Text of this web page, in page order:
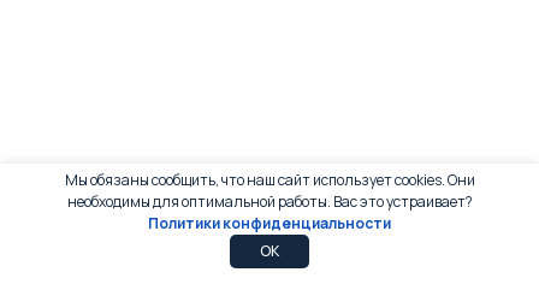
Мы обязаны сообщить, что наш сайт использует cookies. Они
необходимы для оптимальной работы. Вас это устраивает?
Политики конфиденциальности
OK